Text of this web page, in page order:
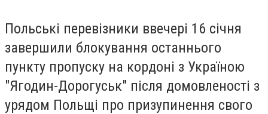
Польські перевізники ввечері 16 січня
завершили блокування останнього
пункту пропуску на кордоні з Україною
"Ягодин-Дорогуськ" після домовленості з
урядом Польщі про призупинення свого